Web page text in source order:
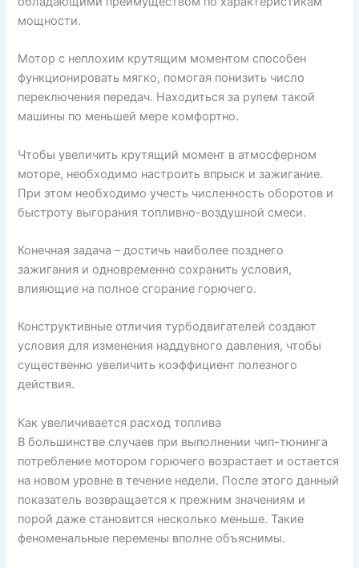
мощности.
Мотор с неплохим крутящим моментом способен
функционировать мягко, помогая понизить число
переключения передач. Находиться за рулем такой
машины по меньшей мере комфортно.
Чтобы увеличить крутящий момент в атмосферном
моторе, необходимо настроить впрыск и зажигание.
При этом необходимо учесть численность оборотов и
быстроту выгорания топливно-воздушной смеси.
Конечная задача – достичь наиболее позднего
зажигания и одновременно сохранить условия,
влияющие на полное сгорание горючего.
Конструктивные отличия турбодвигателей создают
условия для изменения наддувного давления, чтобы
существенно увеличить коэффициент полезного
действия.
Как увеличивается расход топлива
В большинстве случаев при выполнении чип-тюнинга
потребление мотором горючего возрастает и остается
на новом уровне в течение недели. После этого данный
показатель возвращается к прежним значениям и
порой даже становится несколько меньше. Такие
феноменальные перемены вполне объяснимы.